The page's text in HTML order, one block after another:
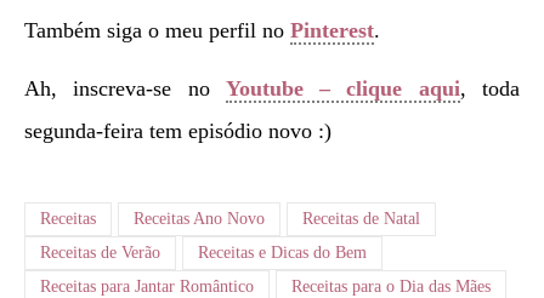
Também siga o meu perfil no Pinterest.
Ah, inscreva-se no Youtube – clique aqui, toda
segunda-feira tem episódio novo :)
Receitas Receitas Ano Novo
Receitas de Natal
Receitas de Verão
Receitas e Dicas do Bem
Receitas para Jantar Romântico
Receitas para o Dia das Mães